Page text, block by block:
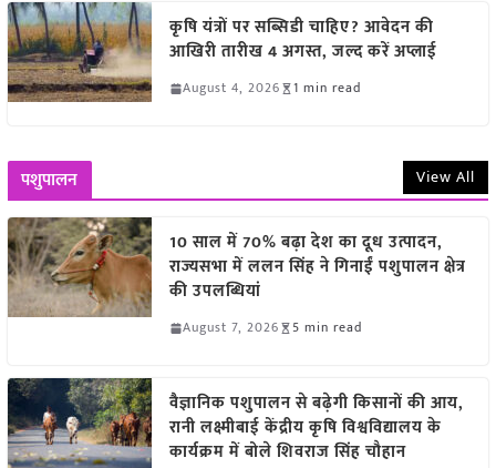
कृषि यंत्रों पर सब्सिडी चाहिए? आवेदन की
आखिरी तारीख 4 अगस्त, जल्द करें अप्लाई
August 4, 2026 1 min read
पशुपालन View All
10 साल में 70% बढ़ा देश का दूध उत्पादन,
राज्यसभा में ललन सिंह ने गिनाईं पशुपालन क्षेत्र
की उपलब्धियां
August 7, 2026 5 min read
वैज्ञानिक पशुपालन से बढ़ेगी किसानों की आय,
रानी लक्ष्मीबाई केंद्रीय कृषि विश्वविद्यालय के
कार्यक्रम में बोले शिवराज सिंह चौहान